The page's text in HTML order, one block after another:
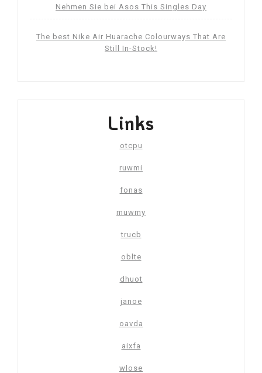
Nehmen Sie bei Asos This Singles Day
The best Nike Air Huarache Colourways That Are
Still In-Stock!
Links
otcpu
ruwmi
fonas
muwmy
trucb
oblte
dhuot
janoe
oavda
aixfa
wlose